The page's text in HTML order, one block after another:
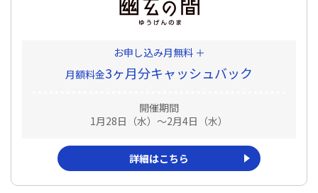
お申し込み月無料 ＋
月額料金3ヶ月分キャッシュバック
開催期間
1月28日（水）～2月4日（水）
詳細はこちら